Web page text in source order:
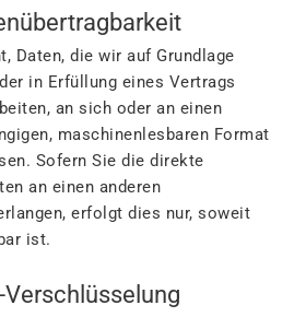
Daten, die wir auf Grundlage
in Erfüllung eines Vertrags
an sich oder an einen
maschinenlesbaren Format
Sofern Sie die direkte
an einen anderen
erfolgt dies nur, soweit
ist.
Verschlüsselung